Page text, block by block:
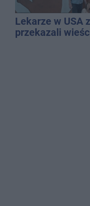
Lekarze w USA
przekazali